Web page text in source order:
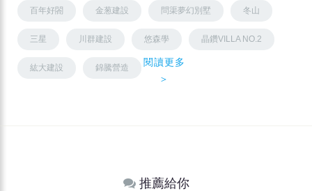
百年好閤 金葱建設 問渠夢幻別墅 冬山
三星 川群建設 悠森學 晶鑽VILLA NO.2
紘大建設 錦騰營造
閱讀更多
＞
推薦給你